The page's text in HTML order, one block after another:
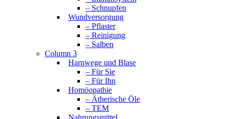
– Schnupfen
Wundversorgung
– Pflaster
– Reinigung
– Salben
Column 3
Harnwege und Blase
– Für Sie
– Für Ihn
Homöopathie
– Ätherische Öle
– TEM
Nahrungsmittel